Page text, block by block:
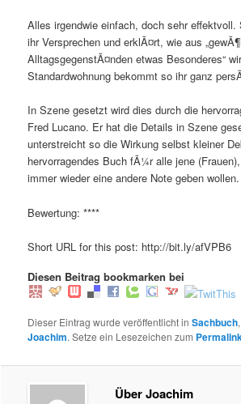
Alles irgendwie einfach, doch sehr effektvoll.
ihr Versprechen und erklÃ¤rt, wie aus
AlltagsgegenstÃ¤nden etwas Besonderes“
Standardwohnung bekommt so ihr ganz
In Szene gesetzt wird dies durch die
Fred Lucano. Er hat die Details in Szene
unterstreicht so die Wirkung selbst kleiner
hervorragendes Buch fÃ¼r alle jene
immer wieder eine andere Note geben wollen.
Bewertung: ****
Short URL for this post: http://bit.ly/afVPB6
Diesen Beitrag bookmarken bei
Dieser Eintrag wurde veröffentlicht inSachbuch
Joachim. Setze ein Lesezeichen zum
Über Joachim